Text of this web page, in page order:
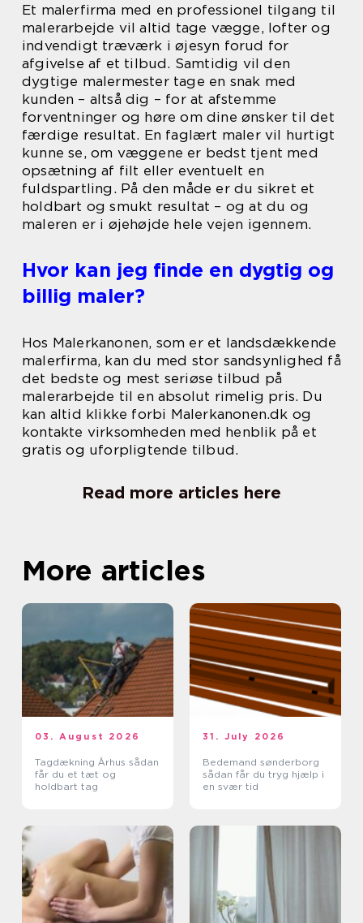
Et malerfirma med en professionel tilgang til
malerarbejde vil altid tage vægge, lofter og
indvendigt træværk i øjesyn forud for
afgivelse af et tilbud. Samtidig vil den
dygtige malermester tage en snak med
kunden – altså dig – for at afstemme
forventninger og høre om dine ønsker til det
færdige resultat. En faglært maler vil hurtigt
kunne se, om væggene er bedst tjent med
opsætning af filt eller eventuelt en
fuldspartling. På den måde er du sikret et
holdbart og smukt resultat – og at du og
maleren er i øjehøjde hele vejen igennem.
Hvor kan jeg finde en dygtig og
billig maler?
Hos Malerkanonen, som er et landsdækkende
malerfirma, kan du med stor sandsynlighed få
det bedste og mest seriøse tilbud på
malerarbejde til en absolut rimelig pris. Du
kan altid klikke forbi Malerkanonen.dk og
kontakte virksomheden med henblik på et
gratis og uforpligtende tilbud.
Read more articles here
More articles
03. August 2026
Tagdækning Århus sådan
får du et tæt og
holdbart tag
31. July 2026
Bedemand sønderborg
sådan får du tryg hjælp i
en svær tid